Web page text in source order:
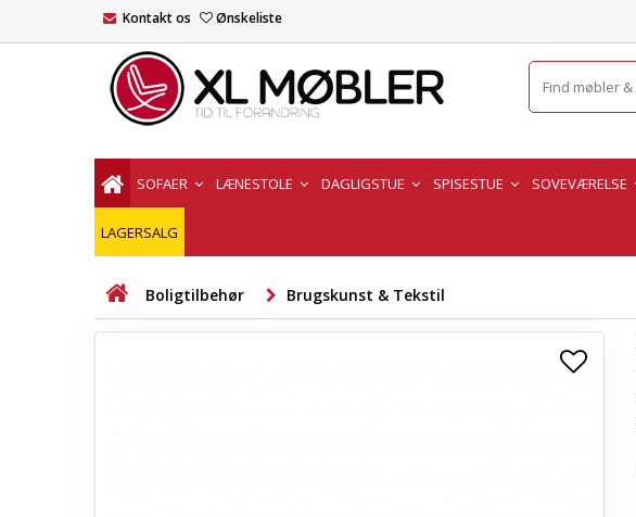
Kontakt os Ønskeliste
SOFAER LÆNESTOLE DAGLIGSTUE SPISESTUE SOVEVÆRELSE
LAGERSALG
Boligtilbehør Brugskunst & Tekstil